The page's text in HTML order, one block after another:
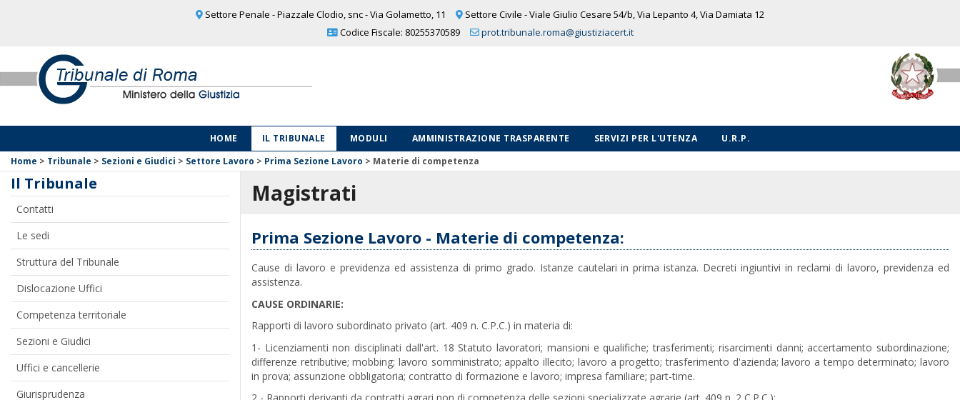
Settore Penale - Piazzale Clodio, snc - Via Golametto, 11
Settore Civile - Viale Giulio Cesare 54/b, Via Lepanto 4, Via Damiata 12
Codice Fiscale: 80255370589
prot.tribunale.roma@giustiziacert.it
HOME IL TRIBUNALE MODULI AMMINISTRAZIONE TRASPARENTE SERVIZI PER L'UTENZA
U.R.P.
Home > Tribunale > Sezioni e Giudici > Settore Lavoro > Prima Sezione Lavoro > Materie di competenza
Il Tribunale
Contatti
Le sedi
Struttura del Tribunale
Dislocazione Uffici
Competenza territoriale
Sezioni e Giudici
Uffici e cancellerie
Giurisprudenza
Magistrati
Prima Sezione Lavoro - Materie di competenza:
Cause di lavoro e previdenza ed assistenza di primo grado. Istanze cautelari in prima istanza. Decreti ingiuntivi in reclami di lavoro, previdenza ed
assistenza.
CAUSE ORDINARIE:
Rapporti di lavoro subordinato privato (art. 409 n. C.P.C.) in materia di:
1- Licenziamenti non disciplinati dall'art. 18 Statuto lavoratori; mansioni e qualifiche; trasferimenti; risarcimenti danni; accertamento subordinazione;
differenze retributive; mobbing; lavoro somministrato; appalto illecito; lavoro a progetto; trasferimento d'azienda; lavoro a tempo determinato; lavoro
in prova; assunzione obbligatoria; contratto di formazione e lavoro; impresa familiare; part-time.